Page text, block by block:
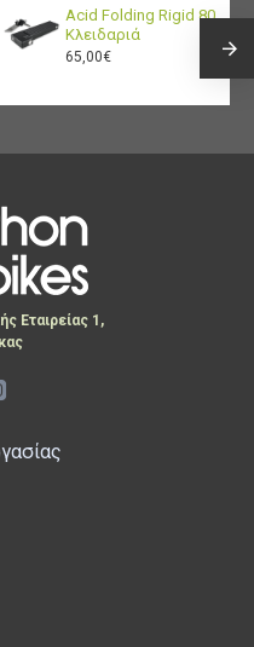
και
Acid Folding Rigid 80
Κλειδαριά
65,00€
Εταιρείας 1,